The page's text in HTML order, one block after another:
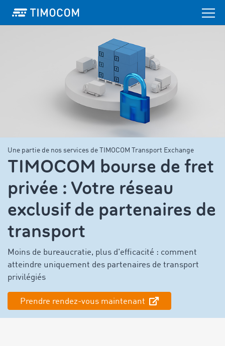
Une partie de nos services de TIMOCOM Transport Exchange
TIMOCOM bourse de fret
privée : Votre réseau
exclusif de partenaires de
transport
Moins de bureaucratie, plus d'efficacité : comment
atteindre uniquement des partenaires de transport
privilégiés
Prendre rendez-vous maintenant